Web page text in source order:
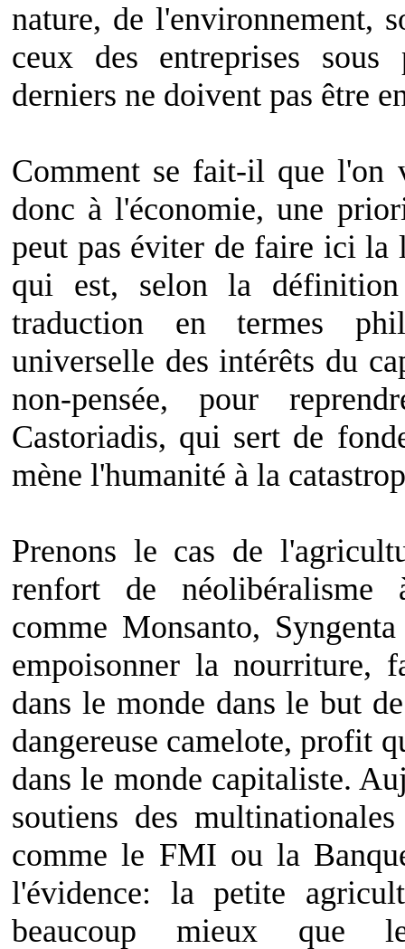
nature, de l'environnement,
ceux des entreprises sous
derniers ne doivent pas être
Comment se fait-il que l'on
donc à l'économie, une
peut pas éviter de faire ici la
qui est, selon la
traduction en termes
universelle des intérêts du
non-pensée, pour
Castoriadis, qui sert de
mène l'humanité à la
Prenons le cas de
renfort de néolibéralisme
comme Monsanto,
empoisonner la nourriture,
dans le monde dans le but
dangereuse camelote, profit
dans le monde capitaliste.
soutiens des
comme le FMI ou la
l'évidence: la petite
beaucoup mieux que